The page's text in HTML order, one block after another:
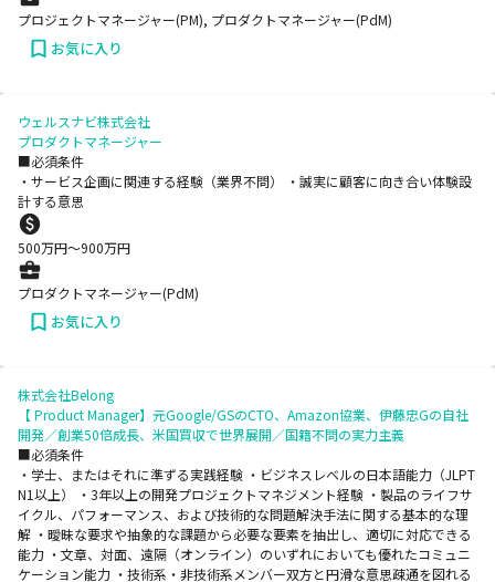
プロジェクトマネージャー(PM), プロダクトマネージャー(PdM)
お気に入り
ウェルスナビ株式会社
プロダクトマネージャー
■必須条件
・サービス企画に関連する経験（業界不問） ・誠実に顧客に向き合い体験設
計する意思
500万円〜900万円
プロダクトマネージャー(PdM)
お気に入り
株式会社Belong
【 Product Manager】元Google/GSのCTO、Amazon協業、伊藤忠Gの自社
開発／創業50倍成長、米国買収で世界展開／国籍不問の実力主義
■必須条件
・学士、またはそれに準ずる実践経験 ・ビジネスレベルの日本語能力（JLPT
N1以上） ・3年以上の開発プロジェクトマネジメント経験 ・製品のライフサ
イクル、パフォーマンス、および技術的な問題解決手法に関する基本的な理
解 ・曖昧な要求や抽象的な課題から必要な要素を抽出し、適切に対応できる
能力 ・文章、対面、遠隔（オンライン）のいずれにおいても優れたコミュニ
ケーション能力 ・技術系・非技術系メンバー双方と円滑な意思疎通を図れる